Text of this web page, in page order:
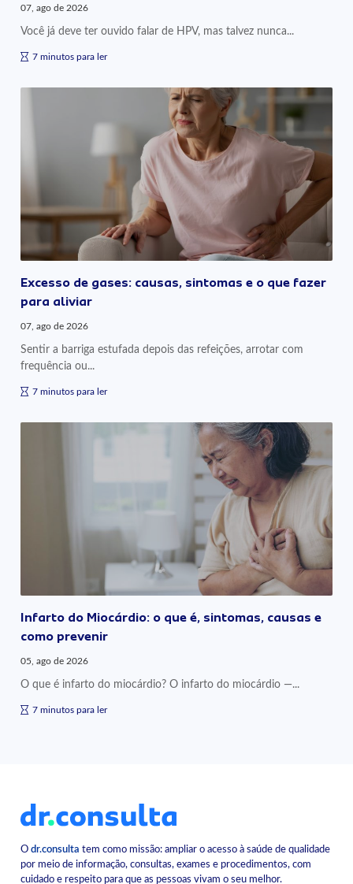
07, ago de 2026
Você já deve ter ouvido falar de HPV, mas talvez nunca...
7 minutos para ler
Excesso de gases: causas, sintomas e o que fazer
para aliviar
07, ago de 2026
Sentir a barriga estufada depois das refeições, arrotar com
frequência ou...
7 minutos para ler
Infarto do Miocárdio: o que é, sintomas, causas e
como prevenir
05, ago de 2026
O que é infarto do miocárdio? O infarto do miocárdio —...
7 minutos para ler
Odr.consulta tem como missão: ampliar o acesso à saúde de qualidade
por meio de informação, consultas, exames e procedimentos, com
cuidado e respeito para que as pessoas vivam o seu melhor.